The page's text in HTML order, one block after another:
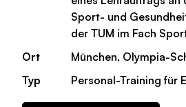
Sport- und
der TUM im Fach
Ort
München, Olympia-
Typ
Personal-Training für